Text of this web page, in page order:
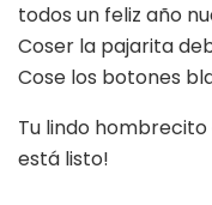
todos un feliz año
Coser la pajarita
Cose los botones
Tu lindo
está listo!